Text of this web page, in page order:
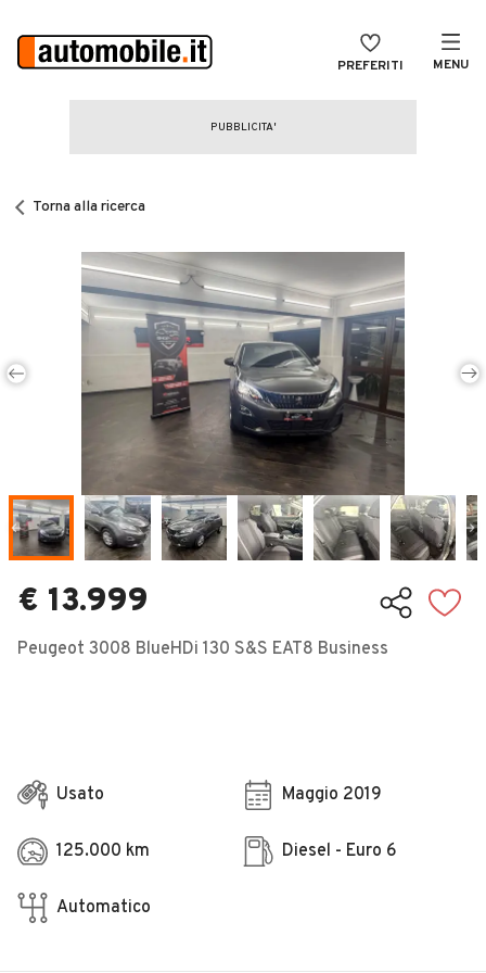
PREFERITI MENU
CERCA
Auto Nuove
Noleggio a lungo termine
Auto d'epoca
Veicoli Commerciali
Concessionari
Torna alla ricerca
€ 13.999
Peugeot 3008 BlueHDi 130 S&S EAT8 Business
Usato Maggio 2019
125.000 km Diesel - Euro 6
Automatico